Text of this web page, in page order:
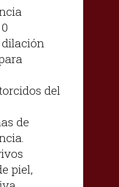
del
de
piel,